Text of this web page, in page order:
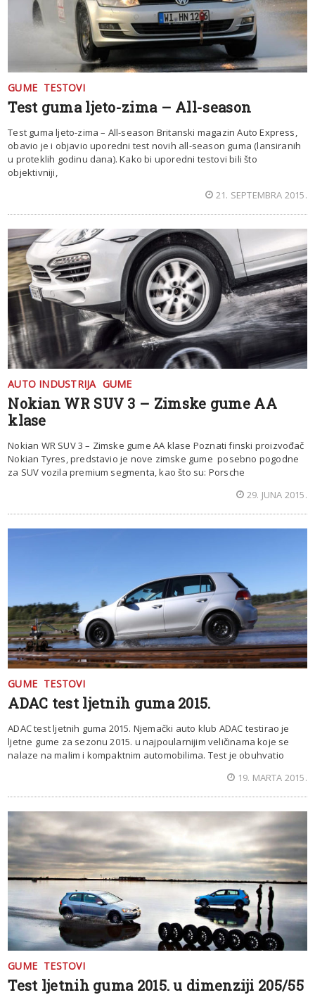
GUME TESTOVI
Test guma ljeto-zima – All-season
Test guma ljeto-zima – All-season Britanski magazin Auto Express,
obavio je i objavio uporedni test novih all-season guma (lansiranih
u proteklih godinu dana). Kako bi uporedni testovi bili što
objektivniji,
21. SEPTEMBRA 2015.
AUTO INDUSTRIJA GUME
Nokian WR SUV 3 – Zimske gume AA
klase
Nokian WR SUV 3 – Zimske gume AA klase Poznati finski proizvođač
Nokian Tyres, predstavio je nove zimske gume posebno pogodne
za SUV vozila premium segmenta, kao što su: Porsche
29. JUNA 2015.
GUME TESTOVI
ADAC test ljetnih guma 2015.
ADAC test ljetnih guma 2015. Njemački auto klub ADAC testirao je
ljetne gume za sezonu 2015. u najpoularnijim veličinama koje se
nalaze na malim i kompaktnim automobilima. Test je obuhvatio
19. MARTA 2015.
GUME TESTOVI
Test ljetnih guma 2015. u dimenziji 205/55